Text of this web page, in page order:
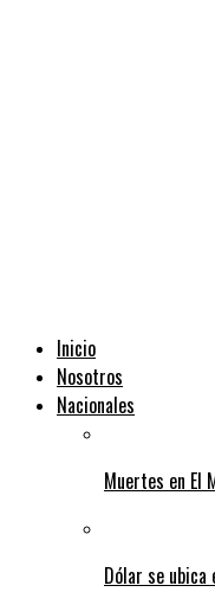
Inicio
Nosotros
Nacionales
Muertes en El
Dólar se ubica